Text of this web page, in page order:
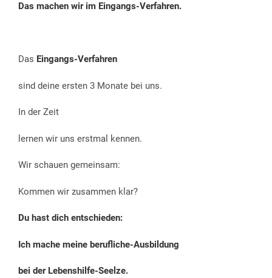
Das machen wir im Eingangs-Verfahren.
Das Eingangs-Verfahren
sind deine ersten 3 Monate bei uns.
In der Zeit
lernen wir uns erstmal kennen.
Wir schauen gemeinsam:
Kommen wir zusammen klar?
Du hast dich entschieden:
Ich mache meine berufliche-Ausbildung
bei der Lebenshilfe-Seelze.